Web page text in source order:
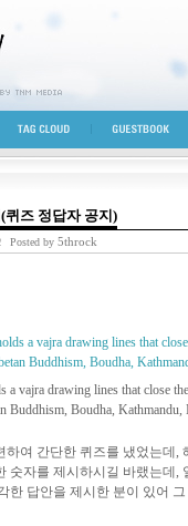
선
TAG CLOUD GUESTBOOK
퀴즈 정답자 공지)
Posted by 5throck
vajra drawing lines that close
Buddhism, Boudha, Kathmandu,
여 간단한 퀴즈를 냈었는데,
숫자를 제시하시길 바랬는데,
한 답안을 제시한 분이 있어